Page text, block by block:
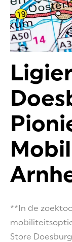
**In de
Store